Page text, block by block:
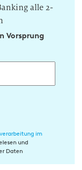
alle 2-
Vorsprung
im
und
Daten